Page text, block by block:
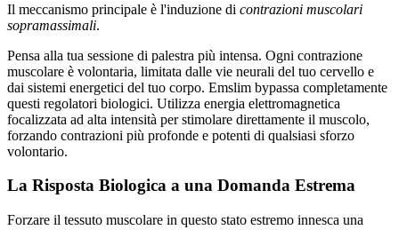
Il meccanismo principale è l'induzione di contrazioni muscolari
sopramassimali.
Pensa alla tua sessione di palestra più intensa. Ogni contrazione
muscolare è volontaria, limitata dalle vie neurali del tuo cervello e
dai sistemi energetici del tuo corpo. Emslim bypassa completamente
questi regolatori biologici. Utilizza energia elettromagnetica
focalizzata ad alta intensità per stimolare direttamente il muscolo,
forzando contrazioni più profonde e potenti di qualsiasi sforzo
volontario.
La Risposta Biologica a una Domanda Estrema
Forzare il tessuto muscolare in questo stato estremo innesca una